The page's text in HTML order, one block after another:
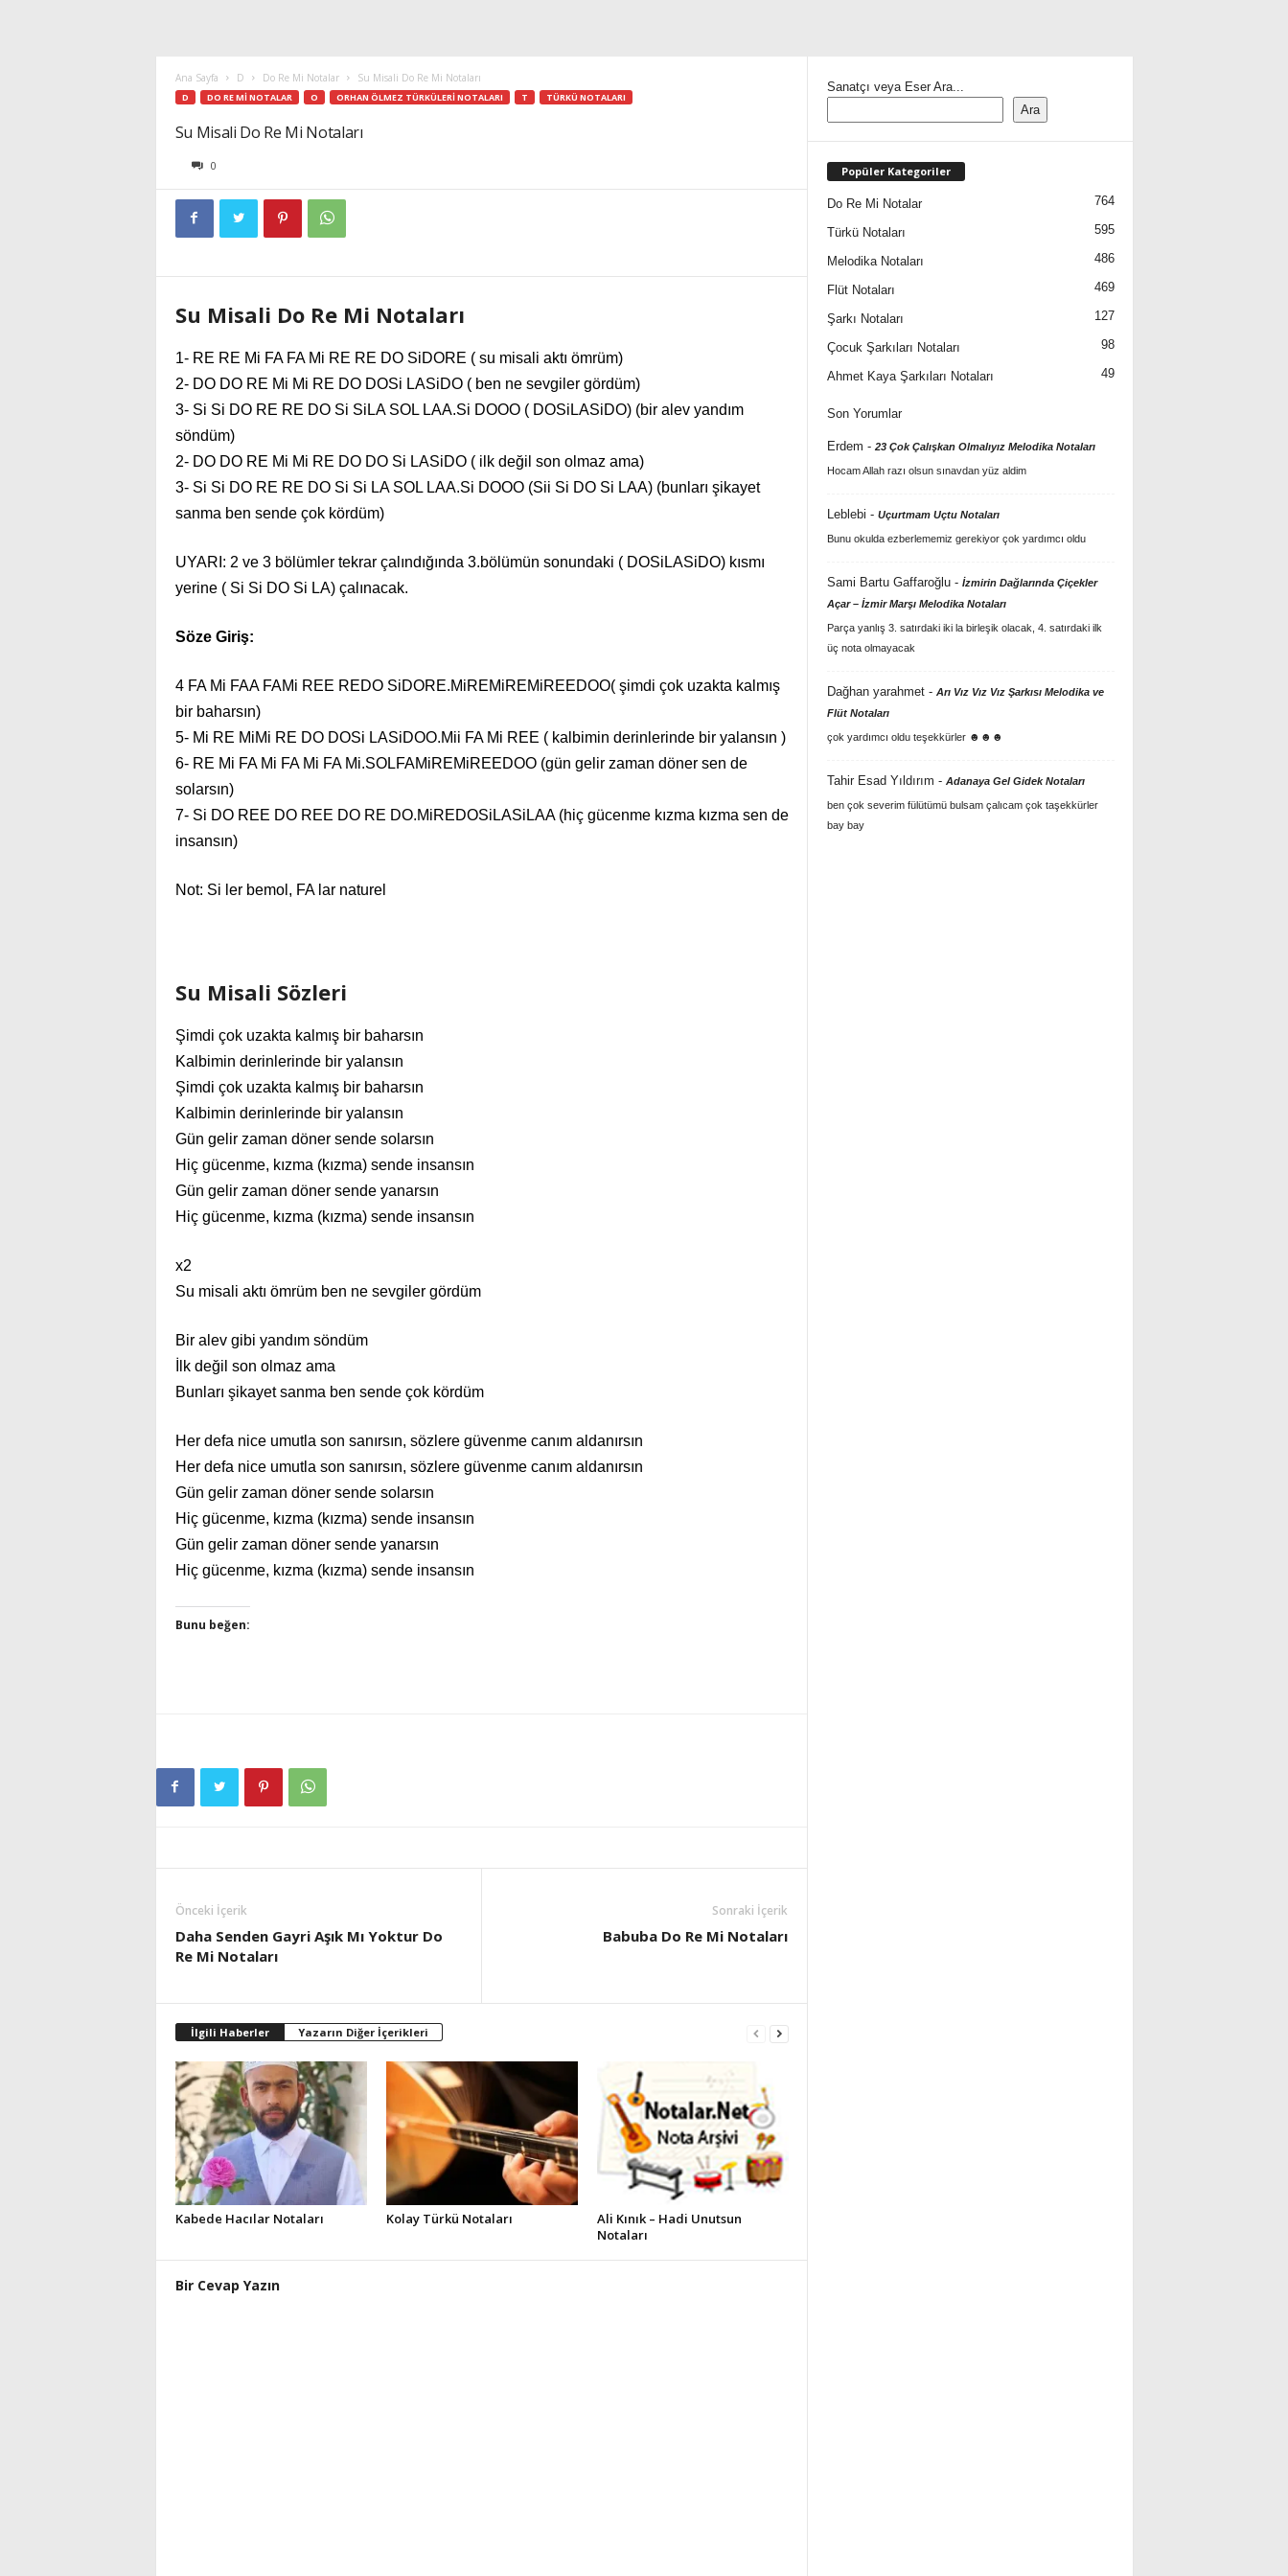
Ana Sayfa D Do Re Mi Notalar Su Misali Do Re Mi Notaları
D DO RE MI NOTALAR O ORHAN ÖLMEZ TÜRKÜLERI NOTALARI T TÜRKÜ NOTALARI
Su Misali Do Re Mi Notaları
0
Su Misali Do Re Mi Notaları
1- RE RE Mi FA FA Mi RE RE DO SiDORE ( su misali aktı ömrüm)
2- DO DO RE Mi Mi RE DO DOSi LASiDO ( ben ne sevgiler gördüm)
3- Si Si DO RE RE DO Si SiLA SOL LAA.Si DOOO ( DOSiLASiDO) (bir alev yandım
söndüm)
2- DO DO RE Mi Mi RE DO DO Si LASiDO ( ilk değil son olmaz ama)
3- Si Si DO RE RE DO Si Si LA SOL LAA.Si DOOO (Sii Si DO Si LAA) (bunları şikayet
sanma ben sende çok kördüm)
UYARI: 2 ve 3 bölümler tekrar çalındığında 3.bölümün sonundaki ( DOSiLASiDO) kısmı
yerine ( Si Si DO Si LA) çalınacak.
Söze Giriş:
4 FA Mi FAA FAMi REE REDO SiDORE.MiREMiREMiREEDOO( şimdi çok uzakta kalmış
bir baharsın)
5- Mi RE MiMi RE DO DOSi LASiDOO.Mii FA Mi REE ( kalbimin derinlerinde bir yalansın )
6- RE Mi FA Mi FA Mi FA Mi.SOLFAMiREMiREEDOO (gün gelir zaman döner sen de
solarsın)
7- Si DO REE DO REE DO RE DO.MiREDOSiLASiLAA (hiç gücenme kızma kızma sen de
insansın)
Not: Si ler bemol, FA lar naturel
Su Misali Sözleri
Şimdi çok uzakta kalmış bir baharsın
Kalbimin derinlerinde bir yalansın
Şimdi çok uzakta kalmış bir baharsın
Kalbimin derinlerinde bir yalansın
Gün gelir zaman döner sende solarsın
Hiç gücenme, kızma (kızma) sende insansın
Gün gelir zaman döner sende yanarsın
Hiç gücenme, kızma (kızma) sende insansın
x2
Su misali aktı ömrüm ben ne sevgiler gördüm
Bir alev gibi yandım söndüm
İlk değil son olmaz ama
Bunları şikayet sanma ben sende çok kördüm
Her defa nice umutla son sanırsın, sözlere güvenme canım aldanırsın
Her defa nice umutla son sanırsın, sözlere güvenme canım aldanırsın
Gün gelir zaman döner sende solarsın
Hiç gücenme, kızma (kızma) sende insansın
Gün gelir zaman döner sende yanarsın
Hiç gücenme, kızma (kızma) sende insansın
Bunu beğen:
Önceki İçerik
Daha Senden Gayri Aşık Mı Yoktur Do
Re Mi Notaları
Sonraki İçerik
Babuba Do Re Mi Notaları
İlgili Haberler Yazarın Diğer İçerikleri
Kabede Hacılar Notaları Kolay Türkü Notaları
Ali Kınık – Hadi Unutsun
Notaları
Bir Cevap Yazın
Sanatçı veya Eser Ara...
Ara
Popüler Kategoriler
Do Re Mi Notalar 764
Türkü Notaları 595
Melodika Notaları 486
Flüt Notaları 469
Şarkı Notaları 127
Çocuk Şarkıları Notaları 98
Ahmet Kaya Şarkıları Notaları 49
Son Yorumlar
Erdem - 23 Çok Çalışkan Olmalıyız Melodika Notaları
Hocam Allah razı olsun sınavdan yüz aldim
Leblebi - Uçurtmam Uçtu Notaları
Bunu okulda ezberlememiz gerekiyor çok yardımcı oldu
Sami Bartu Gaffaroğlu- İzmirin Dağlarında Çiçekler
Açar – İzmir Marşı Melodika Notaları
Parça yanlış 3. satırdaki iki la birleşik olacak, 4. satırdaki ilk
üç nota olmayacak
Dağhan yarahmet- Arı Vız Vız Vız Şarkısı Melodika ve
Flüt Notaları
çok yardımcı oldu teşekkürler ☻☻☻
Tahir Esad Yıldırım - Adanaya Gel Gidek Notaları
ben çok severim fülütümü bulsam çalıcam çok taşekkürler
bay bay